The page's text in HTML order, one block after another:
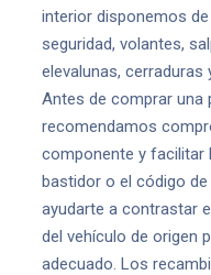
interior disponemos
seguridad, volantes,
elevalunas,
Antes de comprar una
recomendamos
componente y facilitar
bastidor o el código
ayudarte a contrastar
del vehículo de origen
adecuado. Los